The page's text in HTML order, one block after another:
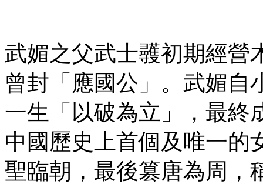
武媚之父武士彠初期經營
曾封「應國公」。武媚自
一生「以破為立」，最終
中國歷史上首個及唯一的
聖臨朝，最後篡唐為周，